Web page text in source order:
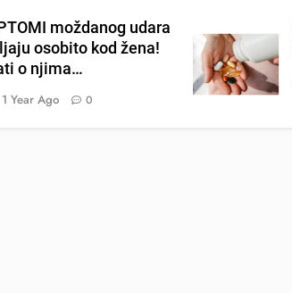
moždanog udara
osobito kod žena!
o njima…
1 Year Ago 0